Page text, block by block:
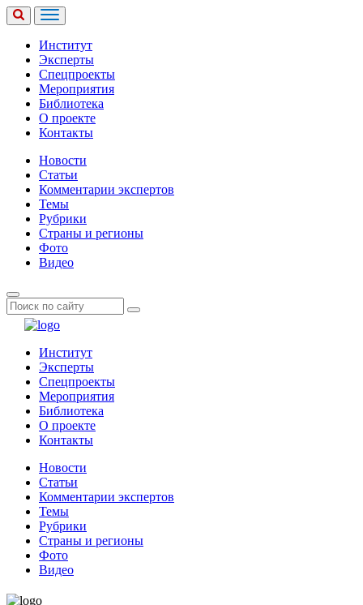
Институт
Эксперты
Спецпроекты
Мероприятия
Библиотека
О проекте
Контакты
Новости
Статьи
Комментарии экспертов
Темы
Рубрики
Страны и регионы
Фото
Видео
Институт
Эксперты
Спецпроекты
Мероприятия
Библиотека
О проекте
Контакты
Новости
Статьи
Комментарии экспертов
Темы
Рубрики
Страны и регионы
Фото
Видео